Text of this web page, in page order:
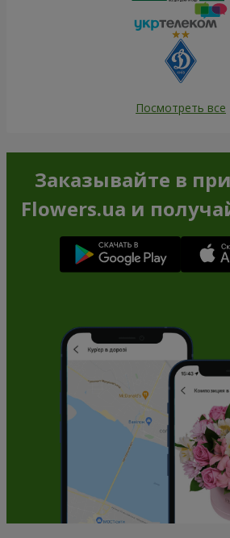
Посмотреть все
Заказывайте в
Flowers.ua и